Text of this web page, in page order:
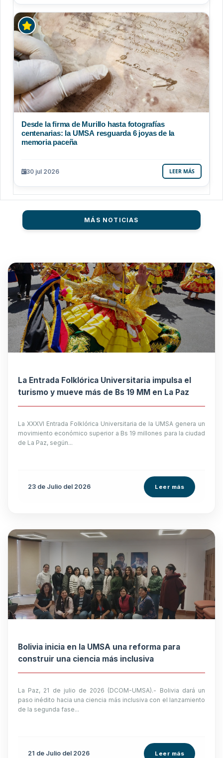
Desde la firma de Murillo hasta fotografías
centenarias: la UMSA resguarda 6 joyas de la
memoria paceña
30 jul 2026 LEER MÁS
MÁS NOTICIAS
La Entrada Folklórica Universitaria impulsa el
turismo y mueve más de Bs 19 MM en La Paz
La XXXVI Entrada Folklórica Universitaria de la UMSA genera un
movimiento económico superior a Bs 19 millones para la ciudad
de La Paz, según...
23 de Julio del 2026 Leer más
Bolivia inicia en la UMSA una reforma para
construir una ciencia más inclusiva
La Paz, 21 de julio de 2026 (DCOM-UMSA).- Bolivia dará un
paso inédito hacia una ciencia más inclusiva con el lanzamiento
de la segunda fase...
21 de Julio del 2026 Leer más